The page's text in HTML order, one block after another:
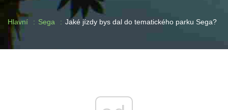
Hlavní Sega Jaké jízdy bys dal do tematického parku Sega?